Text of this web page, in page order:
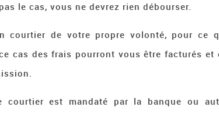
le cas, vous ne devrez rien débourser.
courtier de votre propre volonté, pour ce
cas des frais pourront vous être facturés et
courtier est mandaté par la banque ou